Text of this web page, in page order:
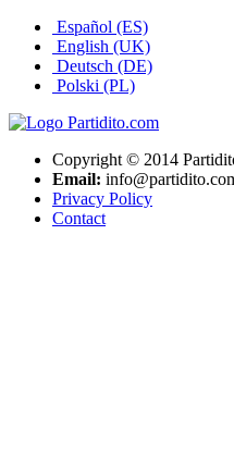
Español (ES)
English (UK)
Deutsch (DE)
Polski (PL)
Copyright © 2014
Email:
Privacy Policy
Contact